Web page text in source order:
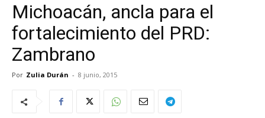
Michoacán, ancla para el
fortalecimiento del PRD:
Zambrano
Por Zulia Durán - 8 junio, 2015